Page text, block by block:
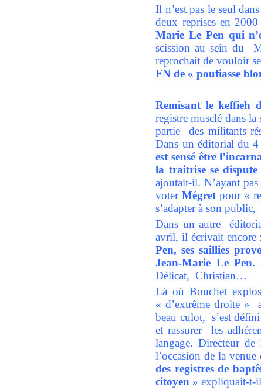
Il n’est pas le seul
deux reprises en
Marie Le Pen qui
scission au sein du
reprochait de vouloir
FN de « poufiasse
Remisant le keffieh
registre musclé dans
partie des militants
Dans un éditorial du
est sensé être
la traitrise se
ajoutait-il. N’ayant
voterMégret pour «
s’adapter à son
Dans un autre
avril, il écrivait encore
Pen, ses saillies
Jean-Marie Le Pen.
Délicat, Christian…
Là où Bouchet
« d’extrême droite »
beau culot, s’est
et rassurer les
langage. Directeur de
l’occasion de la venue
des registres de
citoyen » expliquait-t-